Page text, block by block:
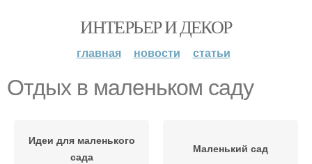
ИНТЕРЬЕР И ДЕКОР
главная новости статьи
Отдых в маленьком саду
Идеи для маленького
сада
Маленький сад